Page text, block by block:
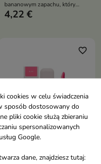
bananowym zapachu, który
pomaga regenerować suche
4,22 €

favorite_border
Lip Tint tintujący
cookies w celu świadczenia
sposób dostosowany do
pliki cookie służą zbieraniu
spersonalizowanych
Google.
dane, znajdziesz tutaj: